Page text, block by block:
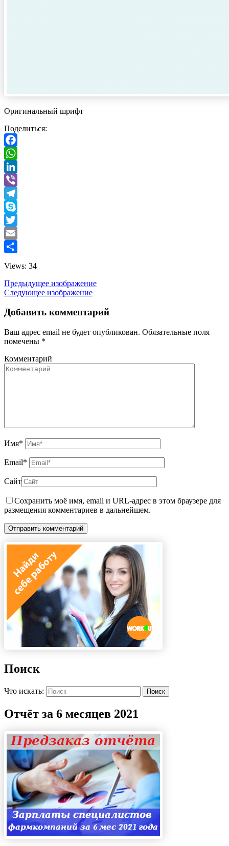
Оригинальный шрифт
Поделиться:
Facebook
WhatsApp
LinkedIn
Viber
Telegram
Skype
Twitter
Email
Views: 34
Предыдущее изображение
Следующее изображение
Добавить комментарий
Ваш адрес email не будет опубликован. Обязательные поля
помечены *
Комментарий
Имя*
Email*
Сайт
Сохранить моё имя, email и URL-адрес в этом браузере для
размещения комментариев в дальнейшем.
Поиск
Что искать: Поиск
Отчёт за 6 месяцев 2021